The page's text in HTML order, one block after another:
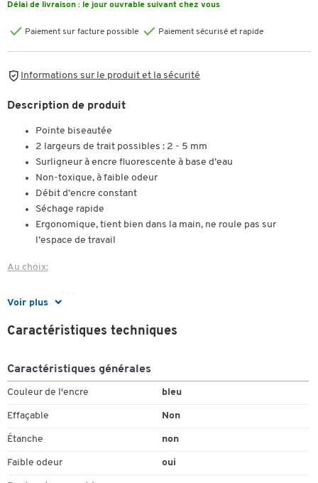
Délai de livraison : le jour ouvrable suivant chez vous
Paiement sur facture possible Paiement sécurisé et rapide
Informations sur le produit et la sécurité
Voir plus
Description de produit
Pointe biseautée
2 largeurs de trait possibles : 2 - 5 mm
Surligneur à encre fluorescente à base d’eau
Non-toxique, à faible odeur
Débit d’encre constant
Séchage rapide
Ergonomique, tient bien dans la main, ne roule pas sur
l’espace de travail
Au choix:
set de 4 : jaune, orange, vert, rose
turquoise et lavende
Caractéristiques techniques
Caractéristiques générales
Couleur de l'encre bleu
Effaçable Non
Étanche non
Faible odeur oui